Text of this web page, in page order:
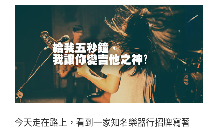
今天走在路上，看到一家知名樂器行招牌寫著